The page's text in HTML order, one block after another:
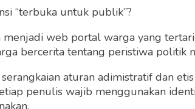
Buat Akun Baru
“terbuka untuk publik”?
menjadi web portal warga yang
bercerita tentang peristiwa politik
serangkaian aturan adimistratif dan
penulis wajib menggunakan